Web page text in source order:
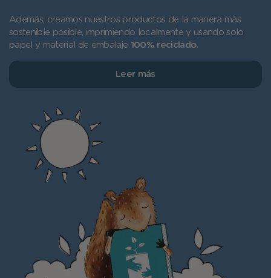
Además, creamos nuestros productos de la manera más
sostenible posible, imprimiendo localmente y usando solo
papel y material de embalaje 100% reciclado.
Leer más